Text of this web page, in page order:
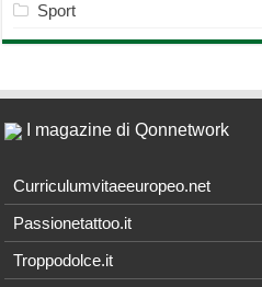
Sport
I magazine di Qonnetwork
Curriculumvitaeeuropeo.net
Passionetattoo.it
Troppodolce.it